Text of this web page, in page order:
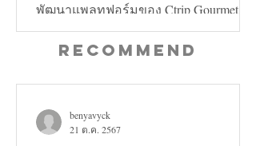
พัฒนาแพลทฟอร์มของ Ctrip Gourmet จะ
ช่วยเพิ่มทั้งในด้าน Value และ...
Recommend
benyavyck
21 ต.ค. 2567